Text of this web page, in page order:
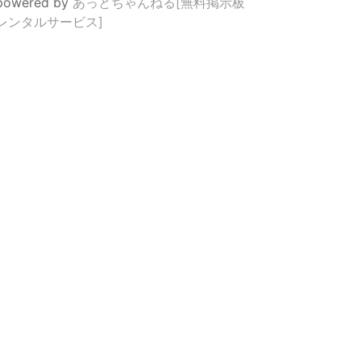
ンタルサービス]